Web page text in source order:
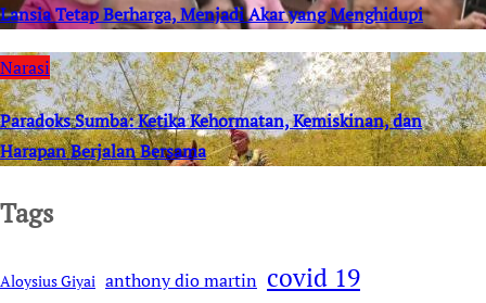
Lansia Tetap Berharga, Menjadi Akar yang Menghidupi
Narasi
Paradoks Sumba: Ketika Kehormatan, Kemiskinan, dan
Harapan Berjalan Bersama
Tags
Aloysius Giyai anthony dio martin covid 19